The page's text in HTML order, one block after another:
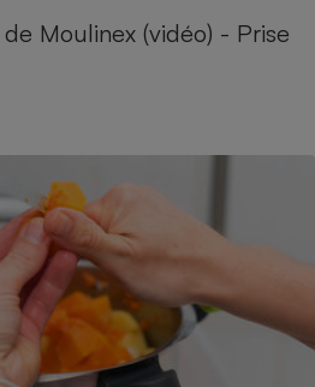
Moulinex (vidéo) - Prise